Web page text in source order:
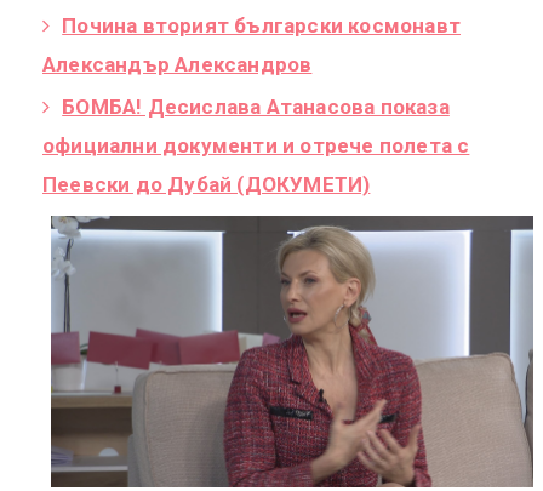
Почина вторият български космонавт
Александър Александров
БОМБА! Десислава Атанасова показа
официални документи и отрече полета с
Пеевски до Дубай (ДОКУМЕТИ)